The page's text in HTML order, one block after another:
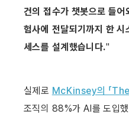
건의 접수가 챗봇으로 들
험사에 전달되기까지 한
세스를 설계했습니다."
실제로 McKinsey의 「
조직의 88%가 AI를 도입